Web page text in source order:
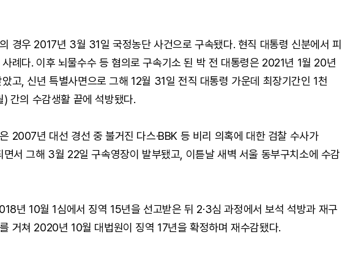
경우 2017년 3월 31일 국정농단 사건으로 구속됐다. 현직 대통령 신분에서 피
례다. 이후 뇌물수수 등 혐의로 구속기소 된 박 전 대통령은 2021년 1월 20년
고, 신년 특별사면으로 그해 12월 31일 전직 대통령 가운데 최장기간인 1천
간의 수감생활 끝에 석방됐다.
2007년 대선 경선 중 불거진 다스·BBK 등 비리 의혹에 대한 검찰 수사가
서 그해 3월 22일 구속영장이 발부됐고, 이튿날 새벽 서울 동부구치소에 수감
년 10월 1심에서 징역 15년을 선고받은 뒤 2·3심 과정에서 보석 석방과 재구
거쳐 2020년 10월 대법원이 징역 17년을 확정하며 재수감됐다.